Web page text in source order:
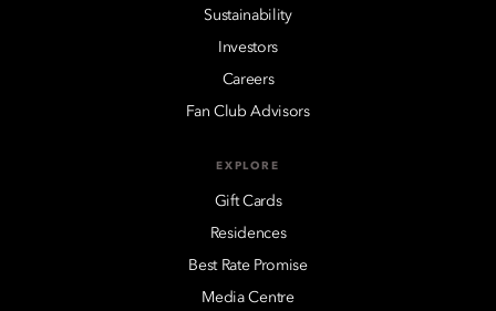
Sustainability
Investors
Careers
Fan Club Advisors
EXPLORE
Gift Cards
Residences
Best Rate Promise
Media Centre